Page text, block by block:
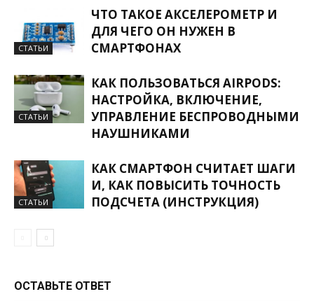
СТАТЬИ
ЧТО ТАКОЕ АКСЕЛЕРОМЕТР И
ДЛЯ ЧЕГО ОН НУЖЕН В
СМАРТФОНАХ
СТАТЬИ
КАК ПОЛЬЗОВАТЬСЯ AIRPODS:
НАСТРОЙКА, ВКЛЮЧЕНИЕ,
УПРАВЛЕНИЕ БЕСПРОВОДНЫМИ
НАУШНИКАМИ
СТАТЬИ
КАК СМАРТФОН СЧИТАЕТ ШАГИ
И, КАК ПОВЫСИТЬ ТОЧНОСТЬ
ПОДСЧЕТА (ИНСТРУКЦИЯ)
ОСТАВЬТЕ ОТВЕТ